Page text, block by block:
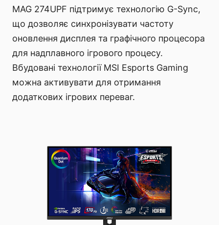
MAG 274UPF підтримує технологію G-Sync,
що дозволяє синхронізувати частоту
оновлення дисплея та графічного процесора
для надплавного ігрового процесу.
Вбудовані технології MSI Esports Gaming
можна активувати для отримання
додаткових ігрових переваг.